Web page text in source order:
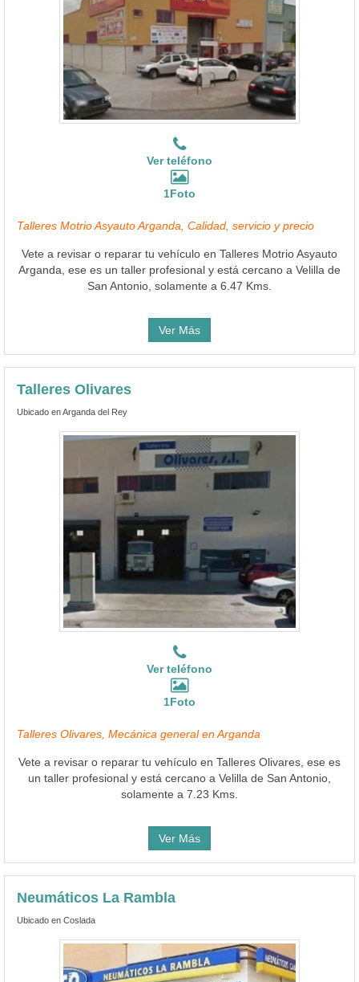
Ver teléfono
1Foto
Talleres Motrio Asyauto Arganda, Calidad, servicio y precio
Vete a revisar o reparar tu vehículo en Talleres Motrio Asyauto
Arganda, ese es un taller profesional y está cercano a Velilla de
San Antonio, solamente a 6.47 Kms.
Ver Más
Talleres Olivares
Ubicado en Arganda del Rey
Ver teléfono
1Foto
Talleres Olivares, Mecánica general en Arganda
Vete a revisar o reparar tu vehículo en Talleres Olivares, ese es
un taller profesional y está cercano a Velilla de San Antonio,
solamente a 7.23 Kms.
Ver Más
Neumáticos La Rambla
Ubicado en Coslada